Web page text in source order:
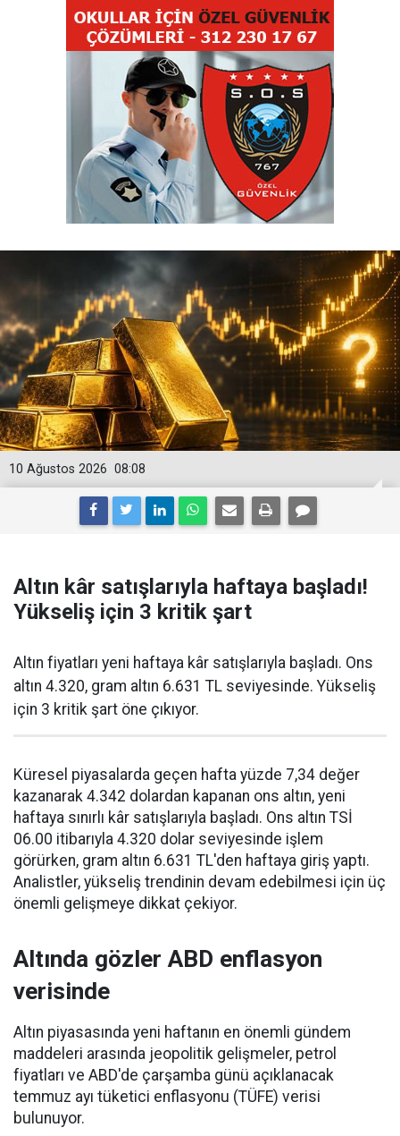
08:08
10 Ağustos 2026
Altın kâr satışlarıyla haftaya başladı!
Yükseliş için 3 kritik şart
Altın fiyatları yeni haftaya kâr satışlarıyla başladı. Ons
altın 4.320, gram altın 6.631 TL seviyesinde. Yükseliş
için 3 kritik şart öne çıkıyor.
Küresel piyasalarda geçen hafta yüzde 7,34 değer
kazanarak 4.342 dolardan kapanan ons altın, yeni
haftaya sınırlı kâr satışlarıyla başladı. Ons altın TSİ
06.00 itibarıyla 4.320 dolar seviyesinde işlem
görürken, gram altın 6.631 TL'den haftaya giriş yaptı.
Analistler, yükseliş trendinin devam edebilmesi için üç
önemli gelişmeye dikkat çekiyor.
Altında gözler ABD enflasyon
verisinde
Altın piyasasında yeni haftanın en önemli gündem
maddeleri arasında jeopolitik gelişmeler, petrol
fiyatları ve ABD'de çarşamba günü açıklanacak
temmuz ayı tüketici enflasyonu (TÜFE) verisi
bulunuyor.